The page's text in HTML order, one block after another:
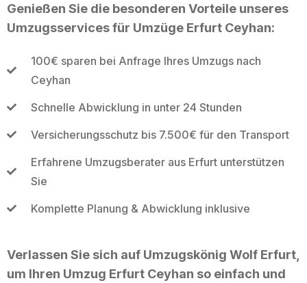
Genießen Sie die besonderen Vorteile unseres
Umzugsservices für Umzüge Erfurt Ceyhan:
100€ sparen bei Anfrage Ihres Umzugs nach
Ceyhan
Schnelle Abwicklung in unter 24 Stunden
Versicherungsschutz bis 7.500€ für den Transport
Erfahrene Umzugsberater aus Erfurt unterstützen
Sie
Komplette Planung & Abwicklung inklusive
Verlassen Sie sich auf Umzugskönig Wolf Erfurt,
um Ihren Umzug Erfurt Ceyhan so einfach und